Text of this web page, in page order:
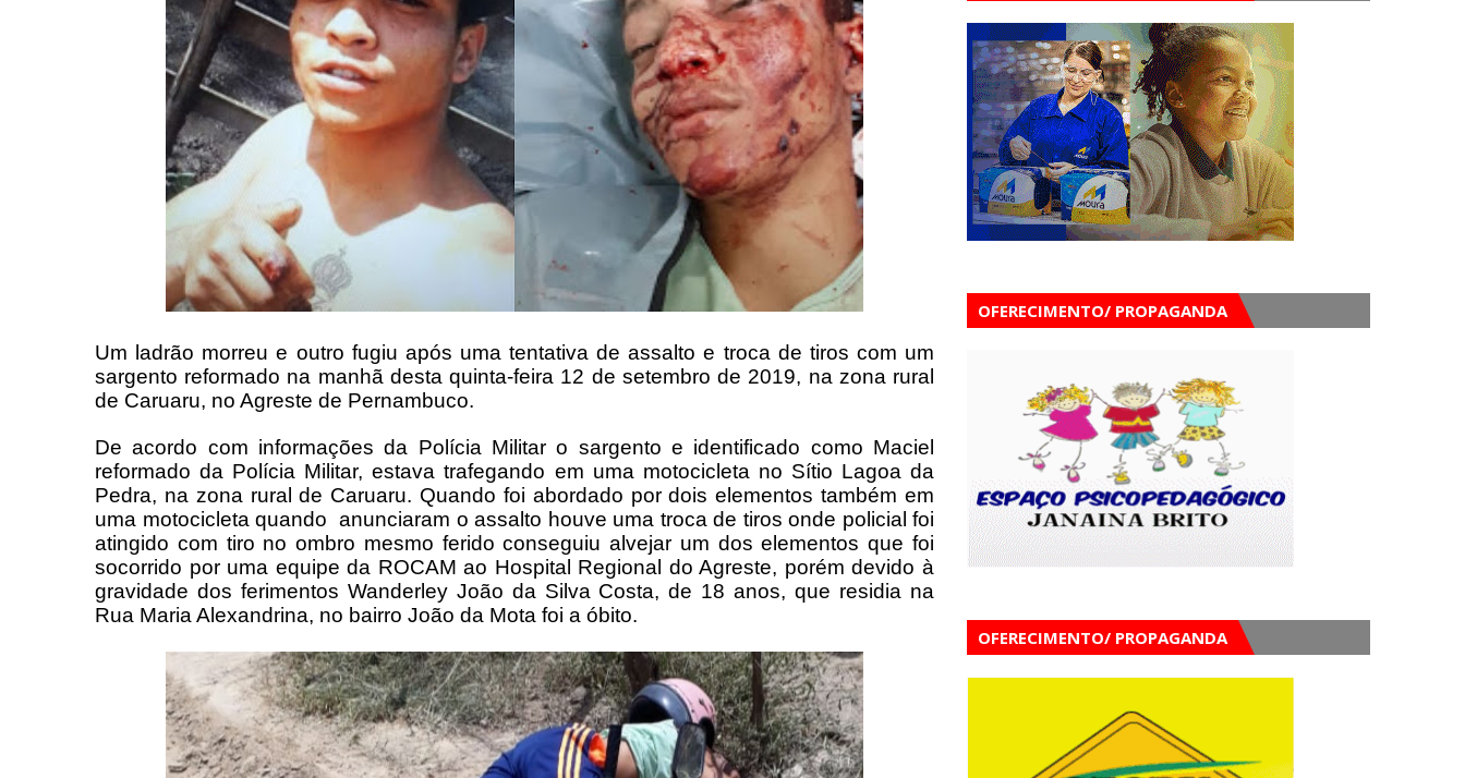
Um ladrão morreu e outro fugiu após uma tentativa de assalto e troca de tiros com um
sargento reformado na manhã desta quinta-feira 12 de setembro de 2019, na zona rural
de Caruaru, no Agreste de Pernambuco.
De acordo com informações da Polícia Militar o sargento e identificado como Maciel
reformado da Polícia Militar, estava trafegando em uma motocicleta no Sítio Lagoa da
Pedra, na zona rural de Caruaru. Quando foi abordado por dois elementos também em
uma motocicleta quando anunciaram o assalto houve uma troca de tiros onde policial foi
atingido com tiro no ombro mesmo ferido conseguiu alvejar um dos elementos que foi
socorrido por uma equipe da ROCAM ao Hospital Regional do Agreste, porém devido à
gravidade dos ferimentos Wanderley João da Silva Costa, de 18 anos, que residia na
Rua Maria Alexandrina, no bairro João da Mota foi a óbito.
OFERECIMENTO/ PROPAGANDA
OFERECIMENTO/ PROPAGANDA